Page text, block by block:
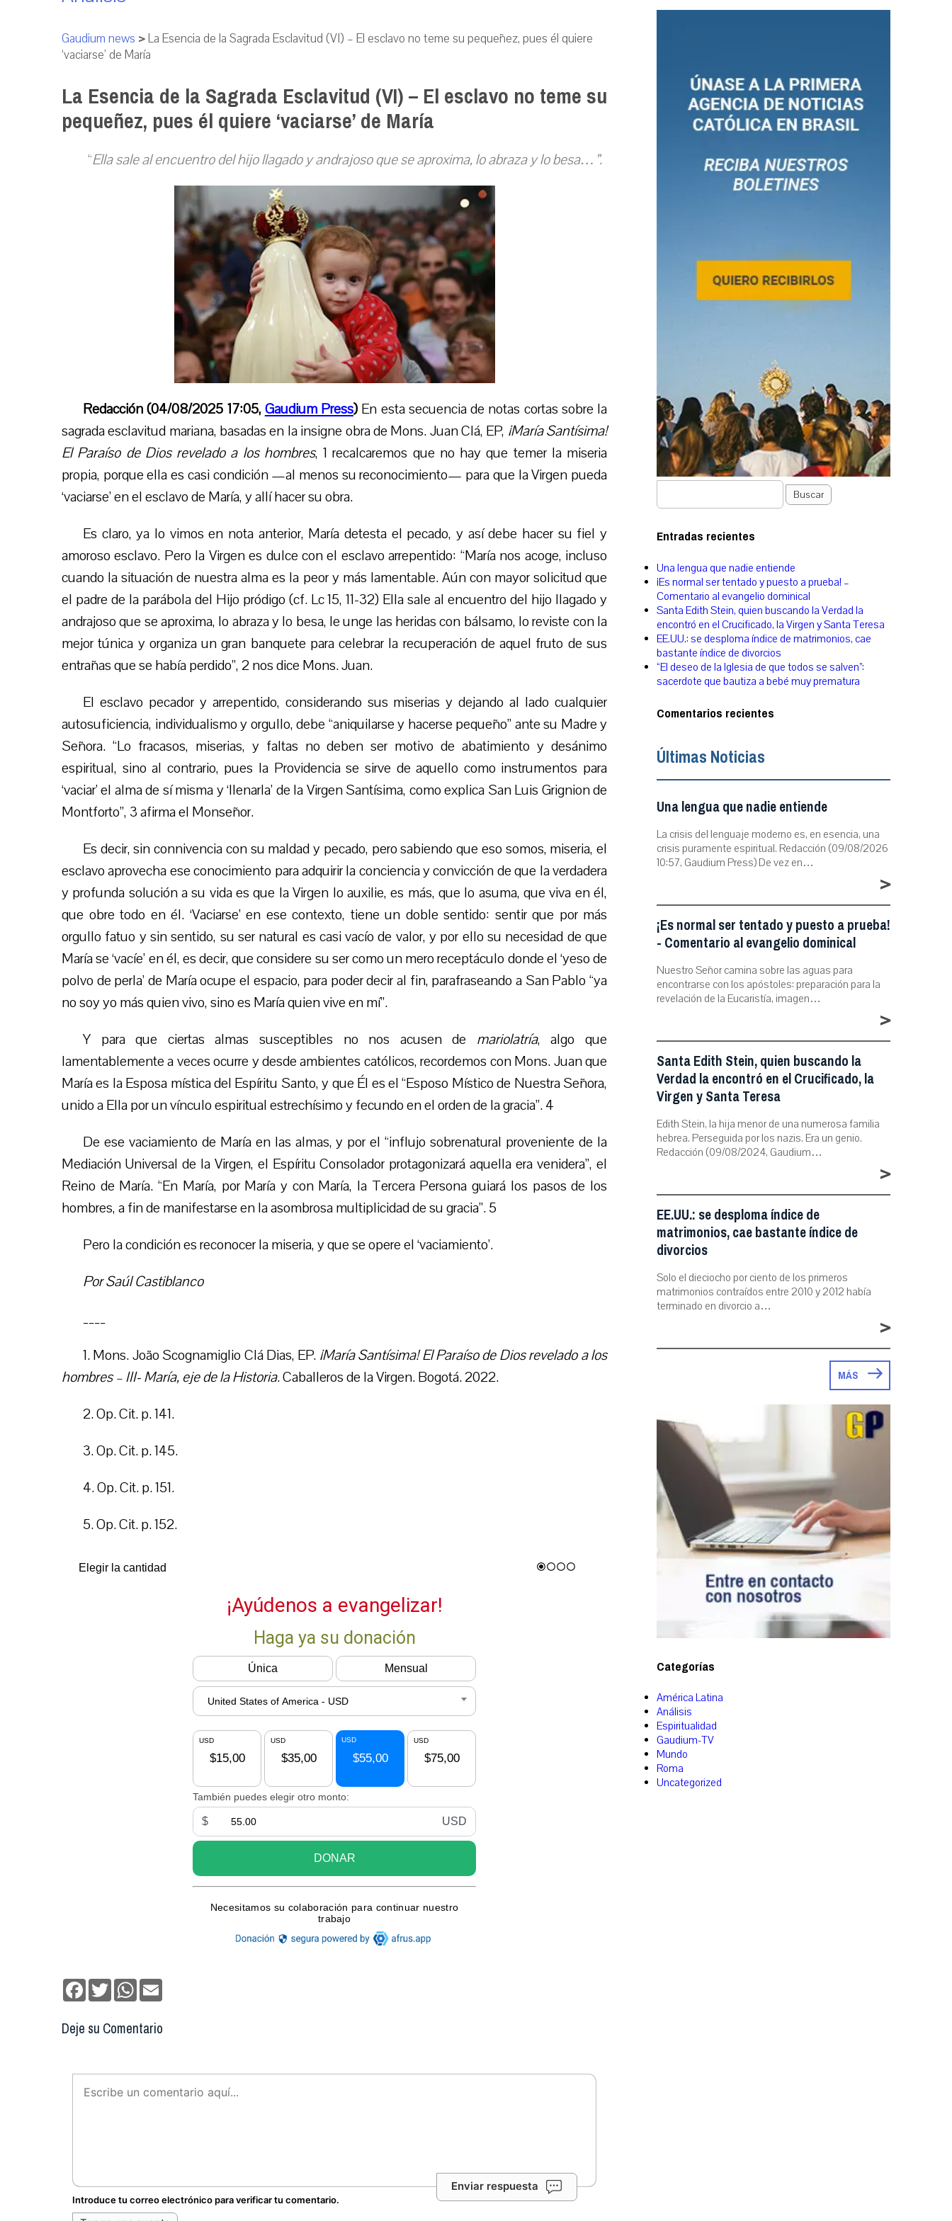
Gaudium news >La Esencia de la Sagrada Esclavitud (VI) – El esclavo no teme su pequeñez, pues él quiere
‘vaciarse’ de María
La Esencia de la Sagrada Esclavitud (VI) – El esclavo no teme su
pequeñez, pues él quiere ‘vaciarse’ de María
“Ella sale al encuentro del hijo llagado y andrajoso que se aproxima, lo abraza y lo besa…”.
Redacción (04/08/2025 17:05, Gaudium Press) En esta secuencia de notas cortas sobre la
sagrada esclavitud mariana, basadas en la insigne obra de Mons. Juan Clá, EP, ¡María Santísima!
El Paraíso de Dios revelado a los hombres, 1recalcaremos que no hay que temer la miseria
propia, porque ella es casi condición —al menos su reconocimiento— para que la Virgen pueda
‘vaciarse’ en el esclavo de María, y allí hacer su obra.
Es claro, ya lo vimos en nota anterior, María detesta el pecado, y así debe hacer su fiel y
amoroso esclavo. Pero la Virgen es dulce con el esclavo arrepentido: “María nos acoge, incluso
cuando la situación de nuestra alma es la peor y más lamentable. Aún con mayor solicitud que
el padre de la parábola del Hijo pródigo (cf. Lc 15, 11-32) Ella sale al encuentro del hijo llagado y
andrajoso que se aproxima, lo abraza y lo besa, le unge las heridas con bálsamo, lo reviste con la
mejor túnica y organiza un gran banquete para celebrar la recuperación de aquel fruto de sus
entrañas que se había perdido”, 2 nos dice Mons. Juan.
El esclavo pecador y arrepentido, considerando sus miserias y dejando al lado cualquier
autosuficiencia, individualismo y orgullo, debe “aniquilarse y hacerse pequeño” ante su Madre y
Señora. “Lo fracasos, miserias, y faltas no deben ser motivo de abatimiento y desánimo
espiritual, sino al contrario, pues la Providencia se sirve de aquello como instrumentos para
‘vaciar’ el alma de sí misma y ‘llenarla’ de la Virgen Santísima, como explica San Luis Grignion de
Montforto”, 3 afirma el Monseñor.
Es decir, sin connivencia con su maldad y pecado, pero sabiendo que eso somos, miseria, el
esclavo aprovecha ese conocimiento para adquirir la conciencia y convicción de que la verdadera
y profunda solución a su vida es que la Virgen lo auxilie, es más, que lo asuma, que viva en él,
que obre todo en él. ‘Vaciarse’ en ese contexto, tiene un doble sentido: sentir que por más
orgullo fatuo y sin sentido, su ser natural es casi vacío de valor, y por ello su necesidad de que
María se ‘vacíe’ en él, es decir, que considere su ser como un mero receptáculo donde el ‘yeso de
polvo de perla’ de María ocupe el espacio, para poder decir al fin, parafraseando a San Pablo “ya
no soy yo más quien vivo, sino es María quien vive en mí”.
Y para que ciertas almas susceptibles no nos acusen de mariolatría, algo que
lamentablemente a veces ocurre y desde ambientes católicos, recordemos con Mons. Juan que
María es la Esposa mística del Espíritu Santo, y que Él es el “Esposo Místico de Nuestra Señora,
unido a Ella por un vínculo espiritual estrechísimo y fecundo en el orden de la gracia”. 4
De ese vaciamiento de María en las almas, y por el “influjo sobrenatural proveniente de la
Mediación Universal de la Virgen, el Espíritu Consolador protagonizará aquella era venidera”, el
Reino de María. “En María, por María y con María, la Tercera Persona guiará los pasos de los
hombres, a fin de manifestarse en la asombrosa multiplicidad de su gracia”. 5
Pero la condición es reconocer la miseria, y que se opere el ‘vaciamiento’.
Por Saúl Castiblanco
____
1. Mons. João Scognamiglio Clá Dias, EP. ¡María Santísima! El Paraíso de Dios revelado a los
hombres – III- María, eje de la Historia. Caballeros de la Virgen. Bogotá. 2022.
2. Op. Cit. p. 141.
3. Op. Cit. p. 145.
4. Op. Cit. p. 151.
5. Op. Cit. p. 152.
Facebook
TwitterWhatsApp
Deje su Comentario
Enviar respuesta
Introduce tu correo electrónico para verificar tu comentario.
Buscar
Entradas recientes
Una lengua que nadie entiende
¡Es normal ser tentado y puesto a prueba! –
Comentario al evangelio dominical
Santa Edith Stein, quien buscando la Verdad la
encontró en el Crucificado, la Virgen y Santa Teresa
EE.UU.: se desploma índice de matrimonios, cae
bastante índice de divorcios
“El deseo de la Iglesia de que todos se salven”:
sacerdote que bautiza a bebé muy prematura
Comentarios recientes
Últimas Noticias
Una lengua que nadie entiende
La crisis del lenguaje moderno es, en esencia, una
crisis puramente espiritual. Redacción (09/08/2026
10:57, Gaudium Press) De vez en…
>
¡Es normal ser tentado y puesto a prueba!
- Comentario al evangelio dominical
Nuestro Señor camina sobre las aguas para
encontrarse con los apóstoles: preparación para la
revelación de la Eucaristía, imagen…
>
Santa Edith Stein, quien buscando la
Verdad la encontró en el Crucificado, la
Virgen y Santa Teresa
Edith Stein, la hija menor de una numerosa familia
hebrea. Perseguida por los nazis. Era un genio.
Redacción (09/08/2024, Gaudium…
>
EE.UU.: se desploma índice de
matrimonios, cae bastante índice de
divorcios
Solo el dieciocho por ciento de los primeros
matrimonios contraídos entre 2010 y 2012 había
terminado en divorcio a…
>
MÁS
Categorías
América Latina
Análisis
Espiritualidad
Gaudium-TV
Mundo
Roma
Uncategorized